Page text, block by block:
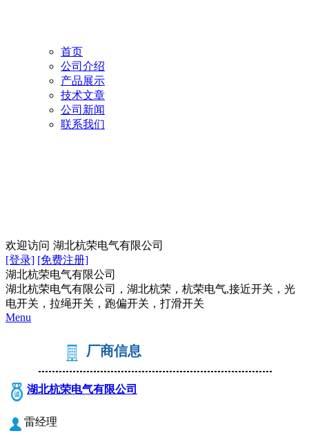
首页
公司介绍
产品展示
技术文章
公司新闻
联系我们
欢迎访问 湖北杭荣电气有限公司
[登录] [免费注册]
湖北杭荣电气有限公司
湖北杭荣电气有限公司，湖北杭荣，杭荣电气,接近开关，光
电开关，拉绳开关，跑偏开关，打滑开关
Menu
厂商信息
湖北杭荣电气有限公司
雷经理